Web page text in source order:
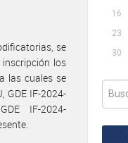
16
23
30
se
los
las cuales se
GDE IF-2024-
IF-2024-